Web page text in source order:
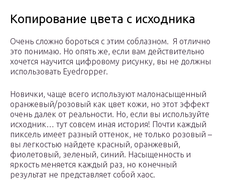
Копирование цвета с исходника
Очень сложно бороться с этим соблазном. Я отлично
это понимаю. Но опять же, если вам действительно
хочется научится цифровому рисунку, вы не должны
использовать Eyedropper.
Новички, чаще всего используют малонасыщенный
оранжевый/розовый как цвет кожи, но этот эффект
очень далек от реальности. Но, если вы используйте
исходник… тут совсем иная история! Почти каждый
пиксель имеет разный оттенок, не только розовый –
вы легкостью найдете красный, оранжевый,
фиолетовый, зеленый, синий. Насыщенность и
яркость меняется каждый раз, но конечный
результат не представляет собой хаос.